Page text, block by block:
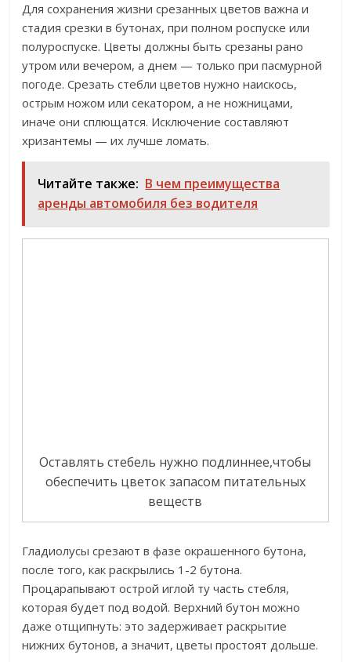
Для сохранения жизни срезанных цветов важна и
стадия срезки в бутонах, при полном роспуске или
полуроспуске. Цветы должны быть срезаны рано
утром или вечером, а днем — только при пасмурной
погоде. Срезать стебли цветов нужно наискось,
острым ножом или секатором, а не ножницами,
иначе они сплющатся. Исключение составляют
хризантемы — их лучше ломать.
Читайте также: В чем преимущества
аренды автомобиля без водителя
Оставлять стебель нужно подлиннее,чтобы
обеспечить цветок запасом питательных
веществ
Гладиолусы срезают в фазе окрашенного бутона,
после того, как раскрылись 1-2 бутона.
Процарапывают острой иглой ту часть стебля,
которая будет под водой. Верхний бутон можно
даже отщипнуть: это задерживает раскрытие
нижних бутонов, а значит, цветы простоят дольше.